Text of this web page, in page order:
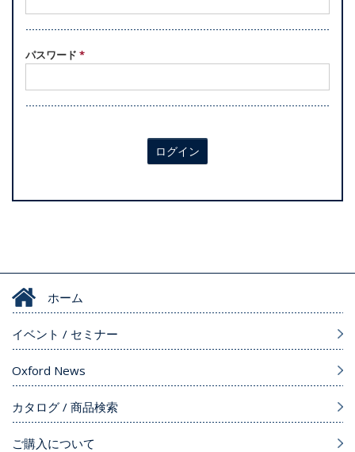
パスワード *
ログイン
ホーム
イベント / セミナー
Oxford News
カタログ / 商品検索
ご購入について